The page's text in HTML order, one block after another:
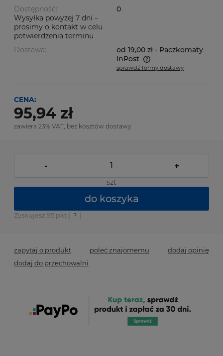
Dostępność:
0
Wysyłka powyżej 7 dni –
prosimy o kontakt w celu
potwierdzenia terminu
Dostawa:
od 19,00 zł - Paczkomaty
InPost
Cena nie zawiera ewentualnych kosztów płatności
sprawdź formy dostawy
CENA:
95,94 zł
zawiera 23% VAT, bez kosztów dostawy
- +
szt
do koszyka
Zyskujesz 95 pkt [ ? ]
zapytaj o produkt poleć znajomemu
dodaj opinię
dodaj do przechowalni